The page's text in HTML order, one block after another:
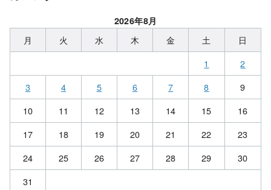
2026年8月
月 火 水 木 金 土
日
1
2
3
4 5 6 7 8
9
10
11 12 13 14 15
16
17
18 19 20 21 22
23
24
25 26 27 28 29
30
31